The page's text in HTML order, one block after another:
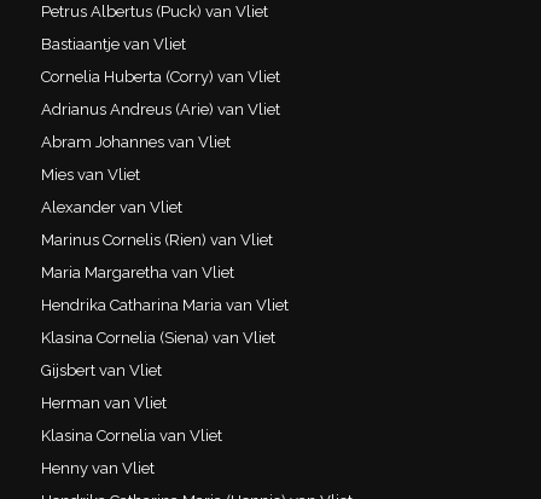
Petrus Albertus (Puck) van Vliet
Bastiaantje van Vliet
Cornelia Huberta (Corry) van Vliet
Adrianus Andreus (Arie) van Vliet
Abram Johannes van Vliet
Mies van Vliet
Alexander van Vliet
Marinus Cornelis (Rien) van Vliet
Maria Margaretha van Vliet
Hendrika Catharina Maria van Vliet
Klasina Cornelia (Siena) van Vliet
Gijsbert van Vliet
Herman van Vliet
Klasina Cornelia van Vliet
Henny van Vliet